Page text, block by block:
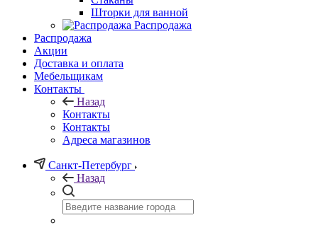
Шторки для ванной
Распродажа
Распродажа
Акции
Доставка и оплата
Мебельщикам
Контакты
Назад
Контакты
Контакты
Адреса магазинов
Санкт-Петербург
Назад